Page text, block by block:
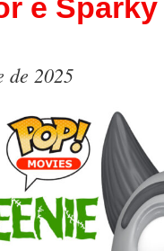
e Sparky
de 2025